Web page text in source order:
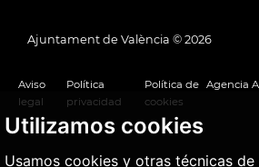
Utilizamos cookies
Usamos cookies y otras técnicas
Ajuntament de València © 2026
Aviso
legal
Política
privacidad
Política de
cookies
Agencia